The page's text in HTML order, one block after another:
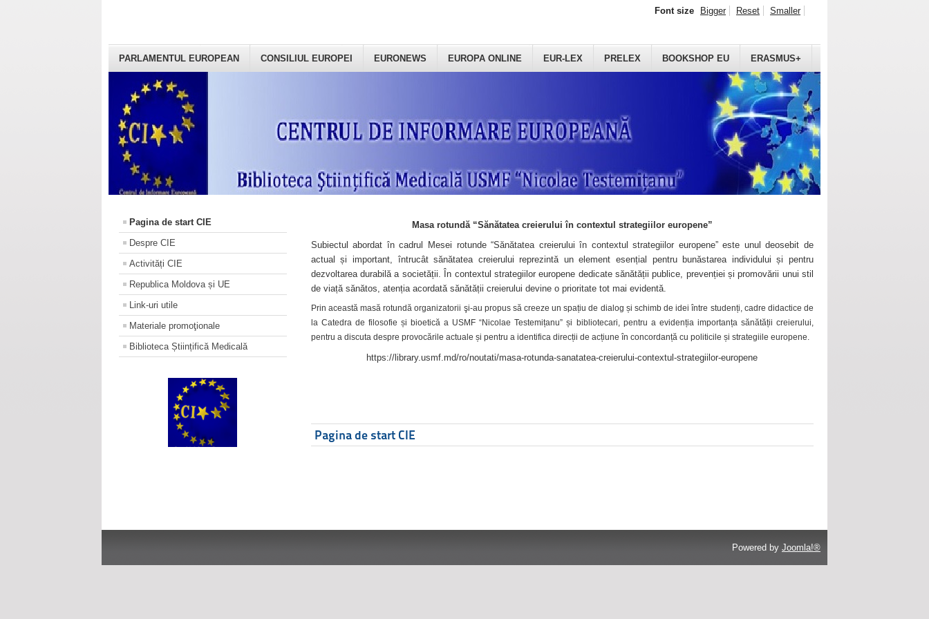
PARLAMENTUL EUROPEAN CONSILIUL EUROPEI EURONEWS EUROPA ONLINE EUR-LEX PRELEX BOOKSHOP EU ERASMUS+
Font size Bigger Reset Smaller
Pagina de start CIE
Despre CIE
Activități CIE
Republica Moldova și UE
Link-uri utile
Materiale promoţionale
Biblioteca Științifică Medicală
Masa rotundă “Sănătatea creierului în contextul strategiilor europene”
Subiectul abordat în cadrul Mesei rotunde “Sănătatea creierului în contextul strategiilor europene” este unul deosebit de
actual și important, întrucât sănătatea creierului reprezintă un element esențial pentru bunăstarea individului și pentru
dezvoltarea durabilă a societății. În contextul strategiilor europene dedicate sănătății publice, prevenției și promovării unui stil
de viață sănătos, atenția acordată sănătății creierului devine o prioritate tot mai evidentă.
Prin această masă rotundă organizatorii şi-au propus să creeze un spațiu de dialog și schimb de idei între studenți, cadre didactice de
la Catedra de filosofie și bioetică a USMF “Nicolae Testemițanu” și bibliotecari, pentru a evidenția importanța sănătății creierului,
pentru a discuta despre provocările actuale și pentru a identifica direcții de acțiune în concordanță cu politicile și strategiile europene.
https://library.usmf.md/ro/noutati/masa-rotunda-sanatatea-creierului-contextul-strategiilor-europene
Pagina de start CIE
Powered by Joomla!®